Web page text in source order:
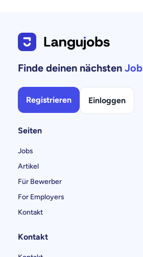
Finde deinen nächsten Job
Registrieren Einloggen
Seiten
Jobs
Artikel
Für Bewerber
For Employers
Kontakt
Kontakt